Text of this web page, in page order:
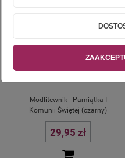
Modlitewnik - Pamiątka I
Komunii Świętej (czarny)
29,95 zł